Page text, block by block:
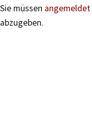
Sie müssen angemeldet
abzugeben.